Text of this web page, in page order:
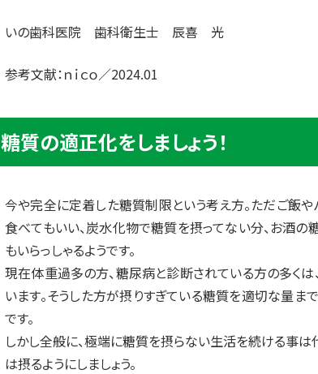
いの歯科医院 歯科衛生士 辰喜 光
参考文献：ｎｉｃｏ／2024.01
糖質の適正化をしましょう！
今や完全に定着した糖質制限という考え方。ただご飯
食べてもいい、炭水化物で糖質を摂ってない分、お酒の
もいらっしゃるようです。
現在体重過多の方、糖尿病と診断されている方の多くは
います。そうした方が摂りすぎている糖質を適切な量ま
です。
しかし全般に、極端に糖質を摂らない生活を続ける事
は摂るようにしましょう。